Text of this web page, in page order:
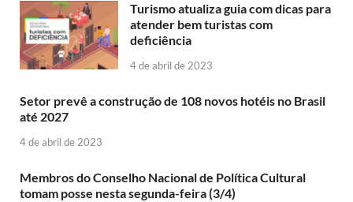
Turismo atualiza guia com dicas para
atender bem turistas com
deficiência
4 de abril de 2023
Setor prevê a construção de 108 novos hotéis no Brasil
até 2027
4 de abril de 2023
Membros do Conselho Nacional de Política Cultural
tomam posse nesta segunda-feira (3/4)